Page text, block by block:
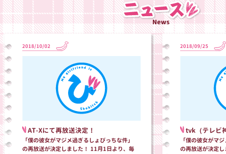
2018/10/02
AT-Xにて再放送決定！
「僕の彼女がマジメ過ぎるしょびっちな件」
の再放送が決定しました！ 11月1日より、毎
2018/09/25
tvk（テレビ
「僕の彼女がマ
の再放送が決定